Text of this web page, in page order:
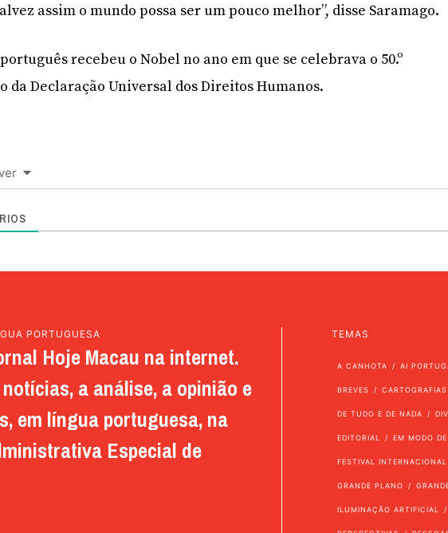
assim o mundo possa ser um pouco melhor”, disse Saramago.
recebeu o Nobel no ano em que se celebrava o 50.º
da Declaração Universal dos Direitos Humanos.
PORTUGUESA
Hoje Macau na internet.
a análise, a opinião e
em língua portuguesa, na
Especial de
TEMAS
A CANHOTA AI
BREVES CARTOGRAFIAS
DE TUDO E DE NADA
EDITORIAL EM MODO
FESTIVAL
GRANDE PLANO
ILUMINAÇÃO ARTIFICIAL